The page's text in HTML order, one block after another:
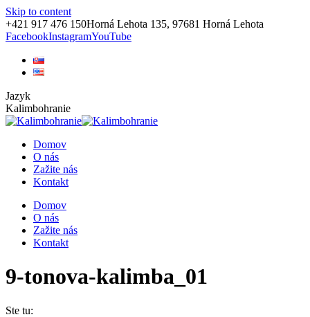
Skip to content
+421 917 476 150Horná Lehota 135, 97681 Horná Lehota
FacebookInstagramYouTube
Jazyk
Kalimbohranie
Domov
O nás
Zažite nás
Kontakt
Domov
O nás
Zažite nás
Kontakt
9-tonova-kalimba_01
Ste tu: